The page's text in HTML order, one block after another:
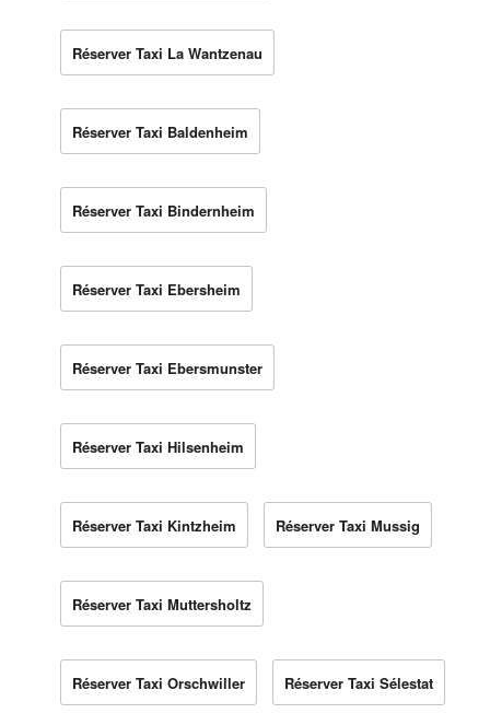
Réserver Taxi La Wantzenau
Réserver Taxi Baldenheim
Réserver Taxi Bindernheim
Réserver Taxi Ebersheim
Réserver Taxi Ebersmunster
Réserver Taxi Hilsenheim
Réserver Taxi Kintzheim Réserver Taxi Mussig
Réserver Taxi Muttersholtz
Réserver Taxi Orschwiller Réserver Taxi Sélestat